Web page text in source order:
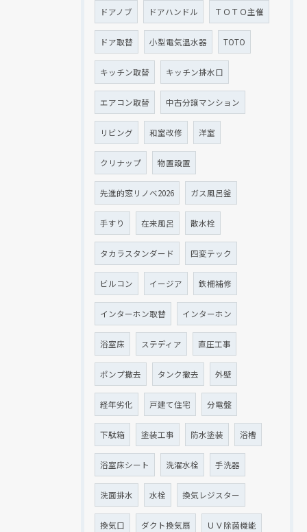
ドアノブ ドアハンドル ＴＯＴＯ主催
ドア取替 小型電気温水器 TOTO
キッチン取替 キッチン排水口
エアコン取替 中古分譲マンション
リビング 和室改修 洋室
クリナップ 物置設置
先進的窓リノベ2026 ガス風呂釜
手すり 在来風呂 散水栓
タカラスタンダード 四変テック
ビルコン イージア 鉄柵補修
インターホン取替 インターホン
浴室床 ステディア 直圧工事
ポンプ撤去 タンク撤去 外壁
経年劣化 戸建て住宅 分電盤
下駄箱 塗装工事 防水塗装 浴槽
浴室床シート 洗濯水栓 手洗器
洗面排水 水栓 換気レジスター
換気口 ダクト換気扇 ＵＶ除菌機能